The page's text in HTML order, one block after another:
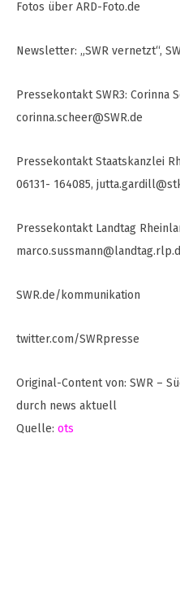
Fotos über ARD-Foto.de
Newsletter: „SWR vernetzt“,
Pressekontakt SWR3: Corinna
corinna.scheer@SWR.de
Pressekontakt Staatskanzlei
06131- 164085,
Pressekontakt Landtag
SWR.de/kommunikation
twitter.com/SWRpresse
Original-Content von: SWR –
durch news aktuell
Quelle: ots